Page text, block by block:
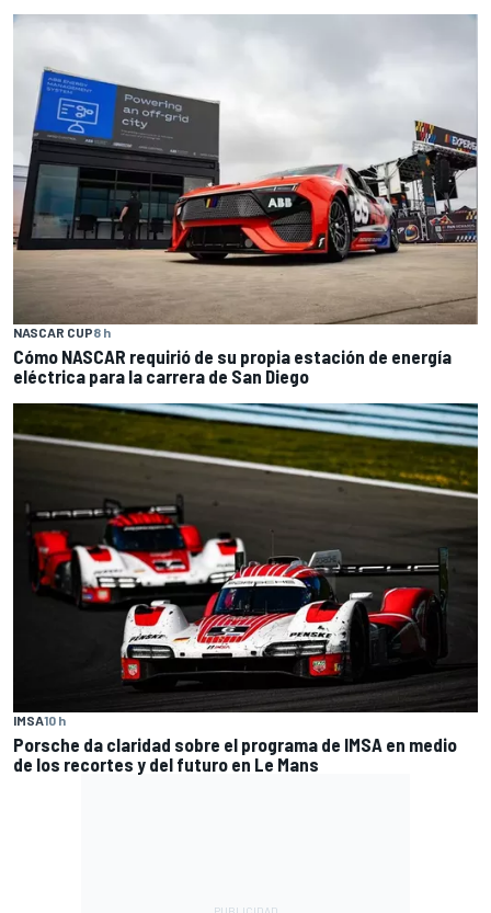
NASCAR CUP8 h
Cómo NASCAR requirió de su propia estación de energía
eléctrica para la carrera de San Diego
IMSA10 h
Porsche da claridad sobre el programa de IMSA en medio
de los recortes y del futuro en Le Mans